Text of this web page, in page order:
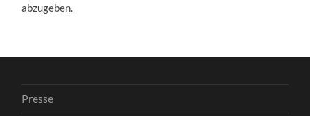
abzugeben.
Presse